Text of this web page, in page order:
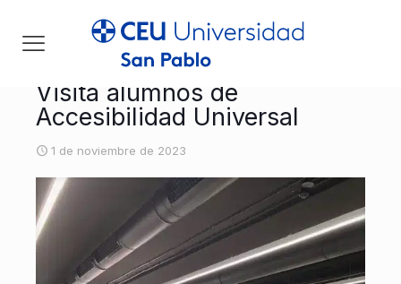
Visita alumnos de
Accesibilidad Universal
1 de noviembre de 2023